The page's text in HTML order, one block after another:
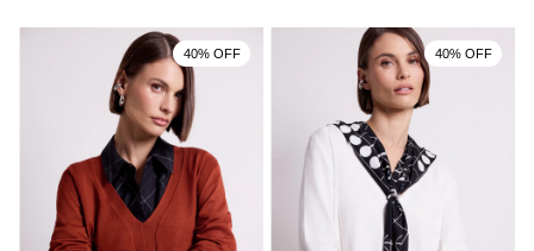
40% OFF 40% OFF